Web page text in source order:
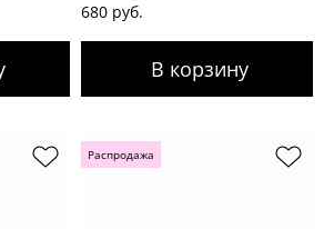
680 руб.
Распродажа